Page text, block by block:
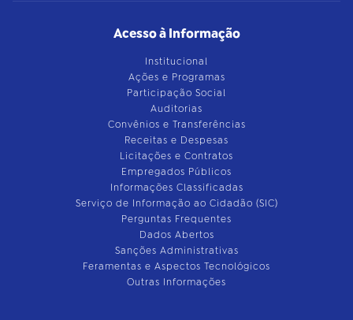
Acesso à Informação
Institucional
Ações e Programas
Participação Social
Auditorias
Convênios e Transferências
Receitas e Despesas
Licitações e Contratos
Empregados Públicos
Informações Classificadas
Serviço de Informação ao Cidadão (SIC)
Perguntas Frequentes
Dados Abertos
Sanções Administrativas
Feramentas e Aspectos Tecnológicos
Outras Informações